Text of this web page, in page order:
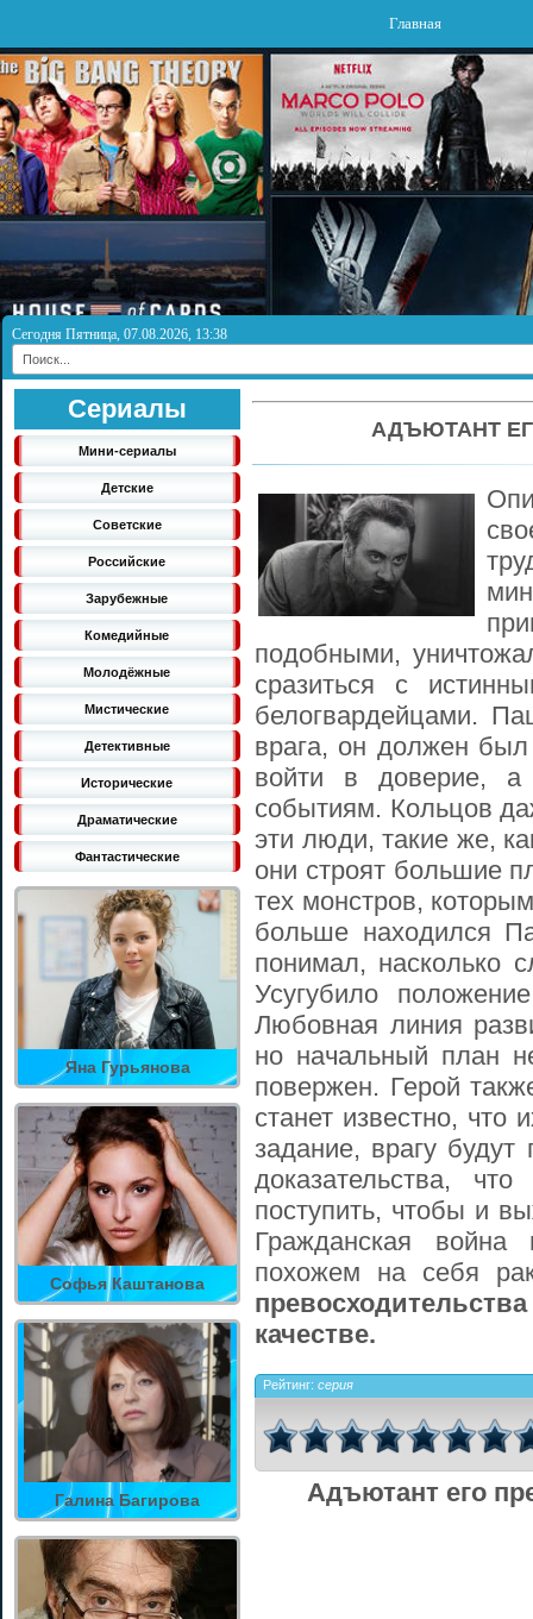
Главная
Сегодня Пятница, 07.08.2026, 13:38
Сериалы
Мини-сериалы
Детские
Советские
Российские
Зарубежные
Комедийные
Молодёжные
Мистические
Детективные
Исторические
Драматические
Фантастические
Яна Гурьянова
Софья Каштанова
Галина Багирова
АДЪЮТАНТ
подобными,
сразиться с
белогвардейцами.
врага, он должен
войти в доверие, а
событиям. Кольцов
эти люди, такие же,
они строят большие
тех монстров,
больше находился
понимал, насколько
Усугубило
Любовная линия
но начальный план
повержен. Герой
станет известно, что
задание, врагу
доказательства,
поступить, чтобы и
Гражданская
похожем на себя
качестве.
Рейтинг: серия
Адъютант его